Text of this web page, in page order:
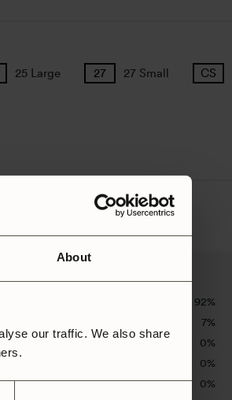
About
our traffic. We also share
25 Large 27 Small
92%
7%
0%
0%
0%